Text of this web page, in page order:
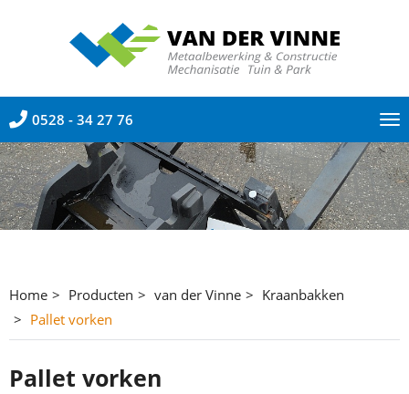
0528 - 34 27 76
Home Producten van der Vinne
Kraanbakken
Pallet vorken
Pallet vorken